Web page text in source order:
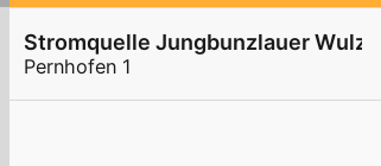
Stromquelle Jungbunzlauer
Pernhofen 1